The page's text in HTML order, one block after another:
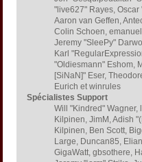
"live627" Rayes,
Aaron van Geffen,
Colin Schoen,
Jeremy "SleePy"
Karl
"Oldiesmann" Eshom,
[SiNaN]" Eser,
Eurich et winrules
Spécialistes Support
Will "Kindred" Wagner,
Kilpinen, JimM, Adish
Kilpinen, Ben Scott,
Large, Duncan85,
GigaWatt, gbsothere,